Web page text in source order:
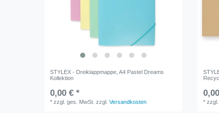
STYLEX - Dreiklappmappe, A4 Pastel Dreams
Kollektion
0,00 € *
*zzgl. ges. MwSt. zzgl.Versandkosten *zzgl.